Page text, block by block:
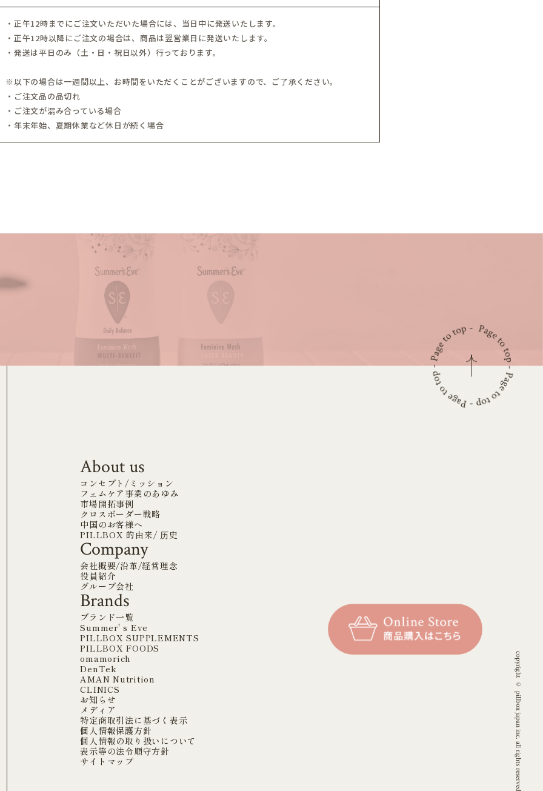
・正午12時までにご注文いただいた場合には、当日中に発送いたします。
・正午12時以降にご注文の場合は、商品は翌営業日に発送いたします。
・発送は平日のみ（土・日・祝日以外）行っております。
※以下の場合は一週間以上、お時間をいただくことがございますので、ご了承ください。
・ご注文品の品切れ
・ご注文が混み合っている場合
・年末年始、夏期休業など休日が続く場合
About us
コンセプト/ミッション
フェムケア事業のあゆみ
市場開拓事例
クロスボーダー戦略
中国のお客様へ
PILLBOX 的由来/ 历史
Company
会社概要/沿革/経営理念
役員紹介
グループ会社
Brands
ブランド一覧
Summer' s Eve
PILLBOX SUPPLEMENTS
PILLBOX FOODS
omamorich
DenTek
AMAN Nutrition
CLINICS
お知らせ
メディア
特定商取引法に基づく表示
個人情報保護方針
個人情報の取り扱いについて
表示等の法令順守方針
サイトマップ
copyright © pillbox japan inc. all rights reserved.